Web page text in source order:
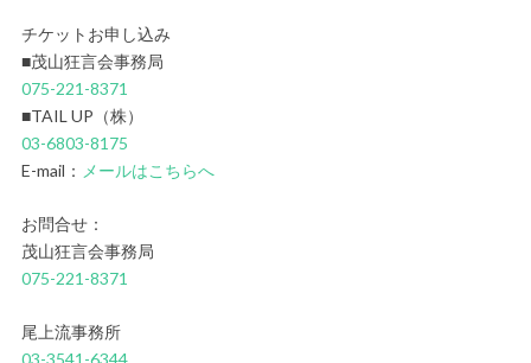
チケットお申し込み
■茂山狂言会事務局
075-221-8371
■TAIL UP（株）
03-6803-8175
E-mail： メールはこちらへ
お問合せ：
茂山狂言会事務局
075-221-8371
尾上流事務所
03-3541-6344